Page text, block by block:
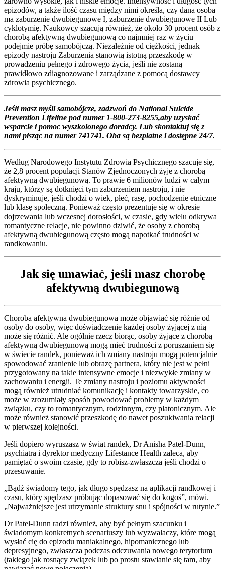
epizodów, a także ilość czasu między nimi określa, czy dana osoba
ma zaburzenie dwubiegunowe I, zaburzenie dwubiegunowe II Lub
cyklotymię. Naukowcy szacują również, że około 30 procent osób z
chorobą afektywną dwubiegunową co najmniej raz w życiu
podejmie próbę samobójczą. Niezależnie od ciężkości, jednak
epizody nastroju Zaburzenia stanowią istotną przeszkodę w
prowadzeniu pełnego i zdrowego życia, jeśli nie zostaną
prawidłowo zdiagnozowane i zarządzane z pomocą dostawcy
zdrowia psychicznego.
Jeśli masz myśli samobójcze, zadzwoń do National Suicide
Prevention Lifeline pod numer 1-800-273-8255,aby uzyskać
wsparcie i pomoc wyszkolonego doradcy. Lub skontaktuj się z
nami pisząc na numer 741741. Oba są bezpłatne i dostępne 24/7.
Według Narodowego Instytutu Zdrowia Psychicznego szacuje się,
że 2,8 procent populacji Stanów Zjednoczonych żyje z chorobą
afektywną dwubiegunową. To prawie 6 milionów ludzi w całym
kraju, którzy są dotknięci tym zaburzeniem nastroju, i nie
dyskryminuje, jeśli chodzi o wiek, płeć, rasę, pochodzenie etniczne
lub klasę społeczną. Ponieważ często prezentuje się w okresie
dojrzewania lub wczesnej dorosłości, w czasie, gdy wielu odkrywa
romantyczne relacje, nie powinno dziwić, że osoby z chorobą
afektywną dwubiegunową często mogą napotkać trudności w
randkowaniu.
Jak się umawiać, jeśli masz chorobę
afektywną dwubiegunową
Choroba afektywna dwubiegunowa może objawiać się różnie od
osoby do osoby, więc doświadczenie każdej osoby żyjącej z nią
może się różnić. Ale ogólnie rzecz biorąc, osoby żyjące z chorobą
afektywną dwubiegunową mogą mieć trudności z poruszaniem się
w świecie randek, ponieważ ich zmiany nastroju mogą potencjalnie
spowodować zranienie lub obrazę partnera, który nie jest w pełni
przygotowany na takie intensywne emocje i niezwykłe zmiany w
zachowaniu i energii. Te zmiany nastroju i poziomu aktywności
mogą również utrudniać komunikację i kontakty towarzyskie, co
może w zrozumiały sposób powodować problemy w każdym
związku, czy to romantycznym, rodzinnym, czy platonicznym. Ale
może również stanowić przeszkodę do nawet poszukiwania relacji
w pierwszej kolejności.
Jeśli dopiero wyruszasz w świat randek, Dr Anisha Patel-Dunn,
psychiatra i dyrektor medyczny Lifestance Health zaleca, aby
pamiętać o swoim czasie, gdy to robisz-zwłaszcza jeśli chodzi o
przesuwanie.
„Bądź świadomy tego, jak długo spędzasz na aplikacji randkowej i
czasu, który spędzasz próbując dopasować się do kogoś”, mówi.
„Najważniejsze jest utrzymanie struktury snu i spójności w rutynie.”
Dr Patel-Dunn radzi również, aby być pełnym szacunku i
świadomym konkretnych scenariuszy lub wyzwalaczy, które mogą
wysłać cię do epizodu maniakalnego, hipomanicznego lub
depresyjnego, zwłaszcza podczas odczuwania nowego terytorium
(takiego jak rosnący związek lub po prostu stawianie się tam, aby